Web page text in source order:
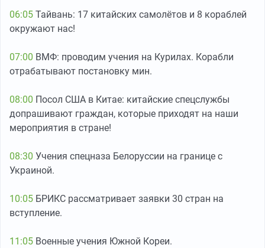
06:05 Тайвань: 17 китайских самолётов и 8 кораблей
окружают нас!
07:00 ВМФ: проводим учения на Курилах. Корабли
отрабатывают постановку мин.
08:00 Посол США в Китае: китайские спецслужбы
допрашивают граждан, которые приходят на наши
мероприятия в стране!
08:30 Учения спецназа Белоруссии на границе с
Украиной.
10:05 БРИКС рассматривает заявки 30 стран на
вступление.
11:05 Военные учения Южной Кореи.